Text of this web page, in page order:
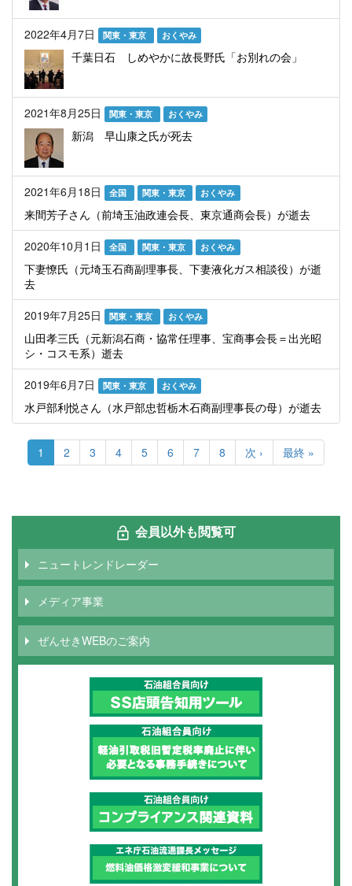
2022年4月7日 関東・東京 おくやみ
千葉日石 しめやかに故長野氏「お別れの会」
2021年8月25日 関東・東京 おくやみ
新潟 早山康之氏が死去
2021年6月18日 全国 関東・東京 おくやみ
来間芳子さん（前埼玉油政連会長、東京通商会長）が逝去
2020年10月1日
全国 関東・東京 おくやみ
下妻憭氏（元埼玉石商副理事長、下妻液化ガス相談役）が逝
去
2019年7月25日
関東・東京 おくやみ
山田孝三氏（元新潟石商・協常任理事、宝商事会長＝出光昭
シ・コスモ系）逝去
2019年6月7日
関東・東京 おくやみ
水戸部利悦さん（水戸部忠哲栃木石商副理事長の母）が逝去
カ
レ
ペ
1 Page
2 Page
3 Page
4 Page
5 Page
6 Page
7 Page
8
次
ペ
次 ›
最
終
ジ
最終 »
会員以外も閲覧可
ニュートレンドレーダー
メディア事業
ぜんせきWEBのご案内